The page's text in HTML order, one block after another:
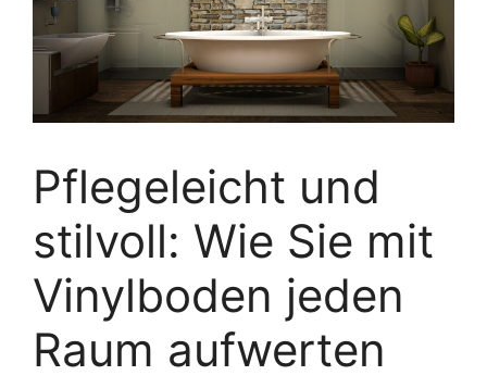
Pflegeleicht und
stilvoll: Wie Sie mit
Vinylboden jeden
Raum aufwerten